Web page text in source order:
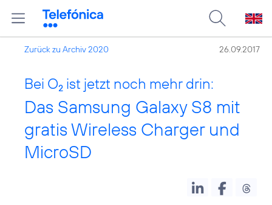
Zurück zu Archiv 2020 26.09.2017
Bei O2 ist jetzt noch mehr drin:
Das Samsung Galaxy S8 mit
gratis Wireless Charger und
MicroSD